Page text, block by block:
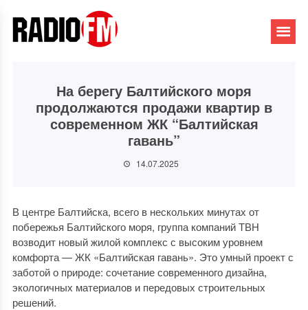
На берегу Балтийского моря
продолжаются продажи квартир в
современном ЖК “Балтийская
гавань”
14.07.2025
В центре Балтийска, всего в нескольких минутах от
побережья Балтийского моря, группа компаний ТВН
возводит новый жилой комплекс с высоким уровнем
комфорта — ЖК «Балтийская гавань». Это умный проект с
заботой о природе: сочетание современного дизайна,
экологичных материалов и передовых строительных
решений.